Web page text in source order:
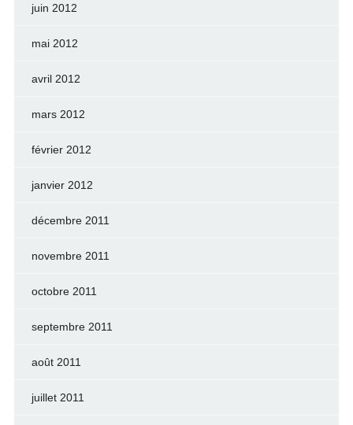
juin 2012
mai 2012
avril 2012
mars 2012
février 2012
janvier 2012
décembre 2011
novembre 2011
octobre 2011
septembre 2011
août 2011
juillet 2011